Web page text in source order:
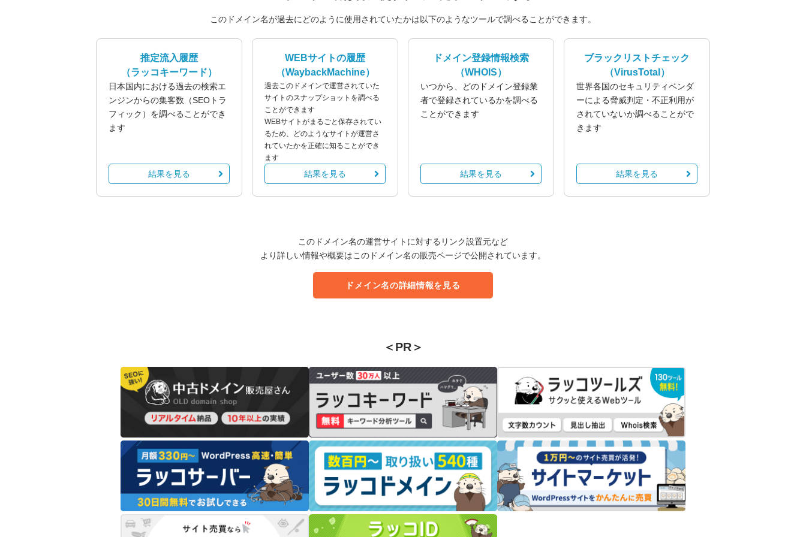
このドメイン名が過去にどのように使用されていたかは以下のようなツールで調べることができます。
推定流入履歴
（ラッコキーワード）
日本国内における過去の検索エ
ンジンからの集客数（SEOトラ
フィック）を調べることができ
ます
結果を見る
WEBサイトの履歴
（WaybackMachine）
過去このドメインで運営されていた
サイトのスナップショットを調べる
ことができます
WEBサイトがまるごと保存されてい
るため、どのようなサイトが運営さ
れていたかを正確に知ることができ
ます
結果を見る
ドメイン登録情報検索
（WHOIS）
いつから、どのドメイン登録業
者で登録されているかを調べる
ことができます
結果を見る
ブラックリストチェック
（VirusTotal）
世界各国のセキュリティベンダ
ーによる脅威判定・不正利用が
されていないか調べることがで
きます
結果を見る
このドメイン名の運営サイトに対するリンク設置元など
より詳しい情報や概要はこのドメイン名の販売ページで公開されています。
ドメイン名の詳細情報を見る
＜PR＞